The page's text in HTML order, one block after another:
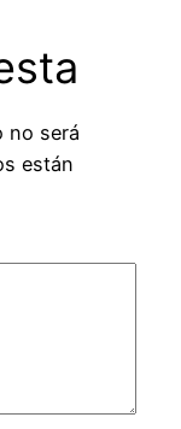
no será
están